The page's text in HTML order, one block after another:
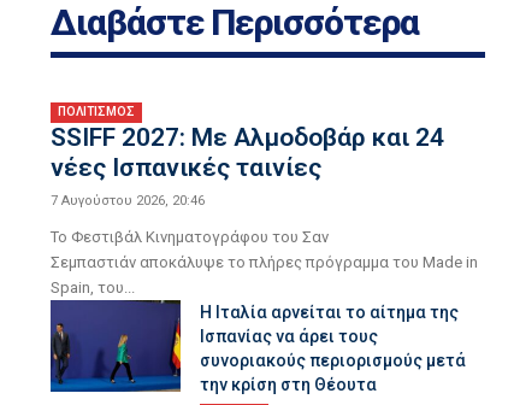
Διαβάστε Περισσότερα
ΠΟΛΙΤΙΣΜΟΣ
SSIFF 2027: Με Αλμοδοβάρ και 24
νέες Ισπανικές ταινίες
7 Αυγούστου 2026, 20:46
Το Φεστιβάλ Κινηματογράφου του Σαν
Σεμπαστιάν αποκάλυψε το πλήρες πρόγραμμα του Made in
Spain, του...
Η Ιταλία αρνείται το αίτημα της
Ισπανίας να άρει τους
συνοριακούς περιορισμούς μετά
την κρίση στη Θέουτα